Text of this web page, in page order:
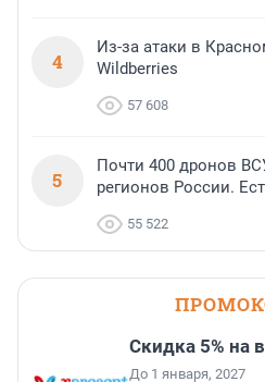
4
Из-за атаки в
Wildberries
57 608
5
Почти 400 дронов
регионов России.
55 522
Скидка 5% на
До 1 января, 2027